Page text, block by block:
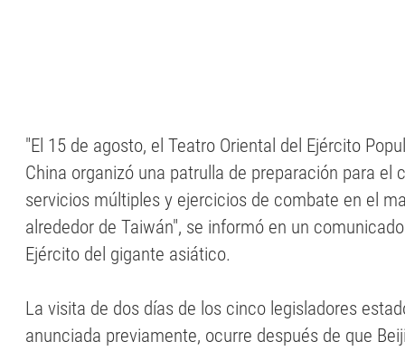
"El 15 de agosto, el Teatro Oriental del Ejército
China organizó una patrulla de preparación para el
servicios múltiples y ejercicios de combate en el
alrededor de Taiwán", se informó en un
Ejército del gigante asiático.
La visita de dos días de los cinco legisladores
anunciada previamente, ocurre después de que